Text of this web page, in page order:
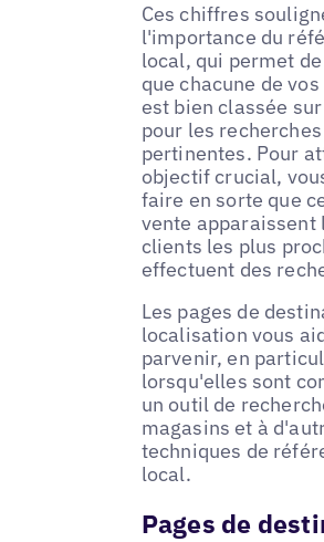
Ces chiffres
l'importance du
local, qui permet
que chacune de
est bien classée
pour les recherches
pertinentes. Pour
objectif crucial,
faire en sorte que
vente apparaissent
clients les plus
effectuent des
Les pages de
localisation vous
parvenir, en
lorsqu'elles sont
un outil de
magasins et à
techniques de
local.
Pages de